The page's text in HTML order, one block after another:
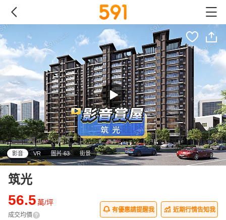
影音 VR 圖片 63 街景
筑光
56.5萬/坪
成交均價
有優惠請提醒我 近期行情告知我